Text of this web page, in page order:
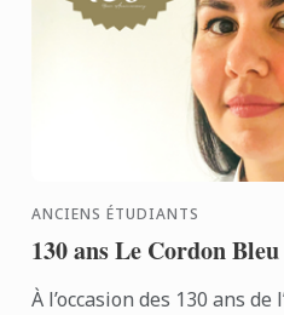
ANCIENS ÉTUDIANTS
130 ans Le Cordon
À l’occasion des 130 ans